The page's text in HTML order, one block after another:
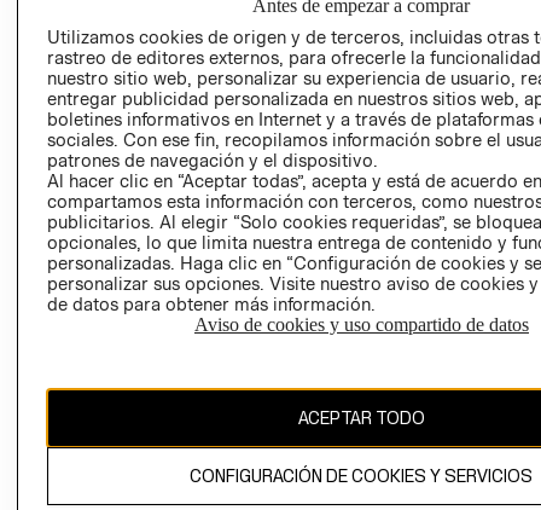
AVISO DE
PRIVACIDAD
GIFT CARD
AVISO DE
COOKIES
CAMBIAR REGIÓN
Antes de empezar a comprar
Utilizamos cookies de origen y de terceros, incluidas otras
rastreo de editores externos, para ofrecerle la
nuestro sitio web, personalizar su experiencia de usuario,
entregar publicidad personalizada en nuestros sitios web,
boletines informativos en Internet y a través de plataformas
sociales. Con ese fin, recopilamos información sobre el
patrones de navegación y el dispositivo.
Al hacer clic en “Aceptar todas”, acepta y está de acuerdo
compartamos esta información con terceros, como
publicitarios. Al elegir “Solo cookies requeridas”, se
opcionales, lo que limita nuestra entrega de contenido y
personalizadas. Haga clic en “Configuración de cookies y
personalizar sus opciones. Visite nuestro aviso de cookies
de datos para obtener más información.
Aviso de cookies y uso compartido de datos
ACEPTAR TODO
CONFIGURACIÓN DE COOKIES Y SERVICIOS